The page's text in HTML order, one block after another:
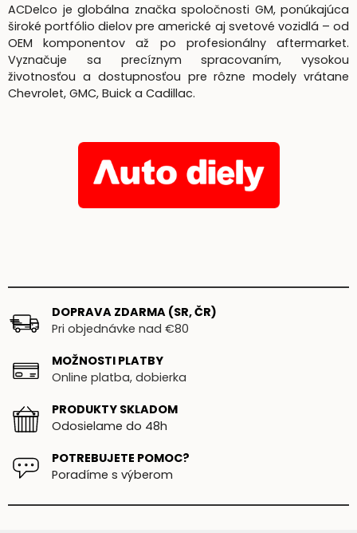
ACDelco je globálna značka spoločnosti GM, ponúkajúca
široké portfólio dielov pre americké aj svetové vozidlá – od
OEM komponentov až po profesionálny aftermarket.
Vyznačuje sa precíznym spracovaním, vysokou
životnosťou a dostupnosťou pre rôzne modely vrátane
Chevrolet, GMC, Buick a Cadillac.
DOPRAVA ZDARMA (SR, ČR)
Pri objednávke nad €80
MOŽNOSTI PLATBY
Online platba, dobierka
PRODUKTY SKLADOM
Odosielame do 48h
POTREBUJETE POMOC?
Poradíme s výberom